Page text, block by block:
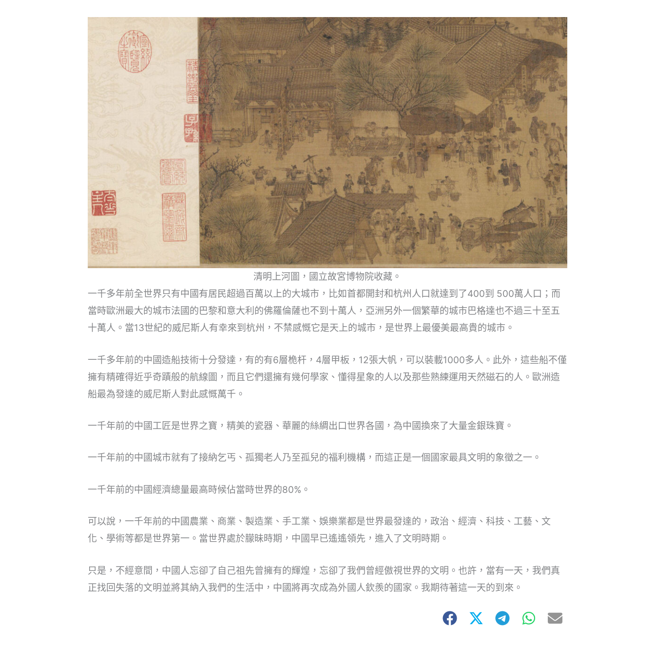
清明上河圖，國立故宮博物院收藏。
一千多年前全世界只有中國有居民超過百萬以上的大城市，比如首都開封和杭州人口就達到了400到 500萬人口；而
當時歐洲最大的城市法國的巴黎和意大利的佛羅倫薩也不到十萬人，亞洲另外一個繁華的城市巴格達也不過三十至五
十萬人。當13世紀的威尼斯人有幸來到杭州，不禁感慨它是天上的城市，是世界上最優美最高貴的城市。
一千多年前的中國造船技術十分發達，有的有6層桅杆，4層甲板，12張大帆，可以裝載1000多人。此外，這些船不僅
擁有精確得近乎奇蹟般的航線圖，而且它們還擁有幾何學家、懂得星象的人以及那些熟練運用天然磁石的人。歐洲造
船最為發達的威尼斯人對此感慨萬千。
一千年前的中國工匠是世界之寶，精美的瓷器、華麗的絲綢出口世界各國，為中國換來了大量金銀珠寶。
一千年前的中國城市就有了接納乞丐、孤獨老人乃至孤兒的福利機構，而這正是一個國家最具文明的象徵之一。
一千年前的中國經濟總量最高時候佔當時世界的80%。
可以說，一千年前的中國農業、商業、製造業、手工業、娛樂業都是世界最發達的，政治、經濟、科技、工藝、文
化、學術等都是世界第一。當世界處於朦昧時期，中國早已遙遙領先，進入了文明時期。
只是，不經意間，中國人忘卻了自己祖先曾擁有的輝煌，忘卻了我們曾經傲視世界的文明。也許，當有一天，我們真
正找回失落的文明並將其納入我們的生活中，中國將再次成為外國人欽羨的國家。我期待著這一天的到來。